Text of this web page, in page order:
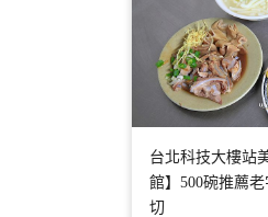
台北科技大樓站
館】500碗推薦
切